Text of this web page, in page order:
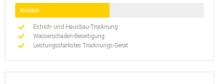
Mobilität
Estrich- und Hausbau-Trocknung
Wasserschaden-Beseitigung
Leistungsstärkstes Trocknungs-Gerät